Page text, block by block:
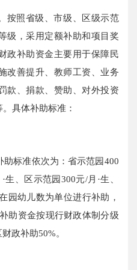
按照省级、市级、区级示范
级，采用定额补助和项目奖
政补助资金主要用于保障民
改善提升、教师工资、业务
款、捐款、赞助、对外投资
具体补助标准：
标准依次为：省示范园400
、区示范园300元/月·生、
园幼儿数为单位进行补助，
助资金按现行财政体制分级
政补助50%。